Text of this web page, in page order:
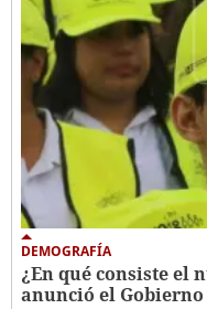
DEMOGRAFÍA
¿En qué consiste el
anunció el